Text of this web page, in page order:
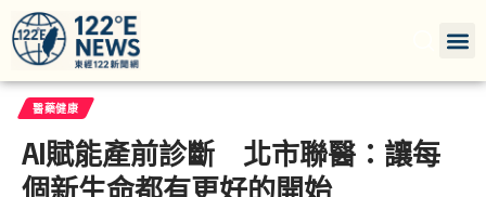
醫藥健康
AI賦能產前診斷 北市聯醫：讓每
個新生命都有更好的開始